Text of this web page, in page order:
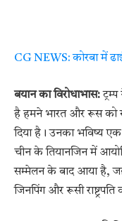
CG NEWS: कोरबा में
बयान का विरोधाभास:
है हमने भारत और रूस को
दिया है। उनका भविष्य
चीन के तियानजिन में
सम्मेलन के बाद आया है, जहां
जिनपिंग और रूसी राष्ट्रपति